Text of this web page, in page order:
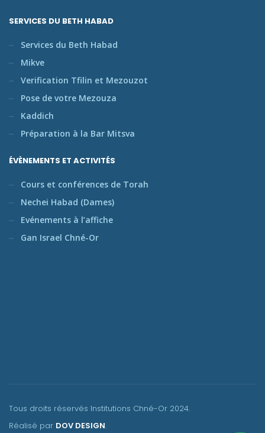
SERVICES DU BETH HABAD
Services du Beth Habad
Mikve
Verification Tfilin et Mezouzot
Pose de votre Mezouza
Kaddich
Préparation à la Bar Mitsva
ÉVÈNEMENTS ET ACTIVITÉS
Cours et conférences de Torah
Nechei Habad (Dames)
Evénements à l’affiche
Gan Israel Chné-Or
Tous droits réservés Institutions Chné-Or 2024.
Réalisé par DOV DESIGN.